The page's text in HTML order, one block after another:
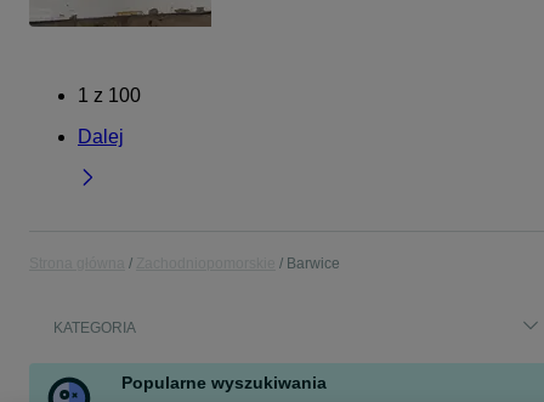
1 z 100
Dalej
Barwice
KATEGORIA
Popularne wyszukiwania